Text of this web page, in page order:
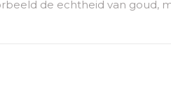
de echtheid van goud,